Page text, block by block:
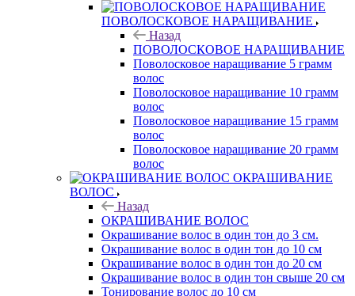
ПОВОЛОСКОВОЕ НАРАЩИВАНИЕ
Назад
ПОВОЛОСКОВОЕ НАРАЩИВАНИЕ
Поволосковое наращивание 5 грамм
волос
Поволосковое наращивание 10 грамм
волос
Поволосковое наращивание 15 грамм
волос
Поволосковое наращивание 20 грамм
волос
ОКРАШИВАНИЕ
ВОЛОС
Назад
ОКРАШИВАНИЕ ВОЛОС
Окрашивание волос в один тон до 3 см.
Окрашивание волос в один тон до 10 см
Окрашивание волос в один тон до 20 см
Окрашивание волос в один тон свыше 20 см
Тонирование волос до 10 см